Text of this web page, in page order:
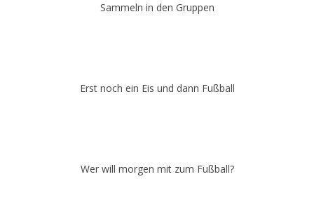
Sammeln in den Gruppen
Erst noch ein Eis und dann Fußball
Wer will morgen mit zum Fußball?